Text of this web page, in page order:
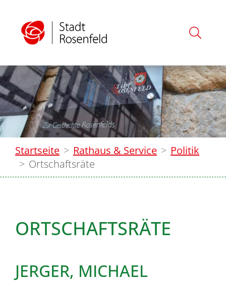
Startseite Rathaus & Service
Politik
Ortschaftsräte
ORTSCHAFTSRÄTE
JERGER, MICHAEL